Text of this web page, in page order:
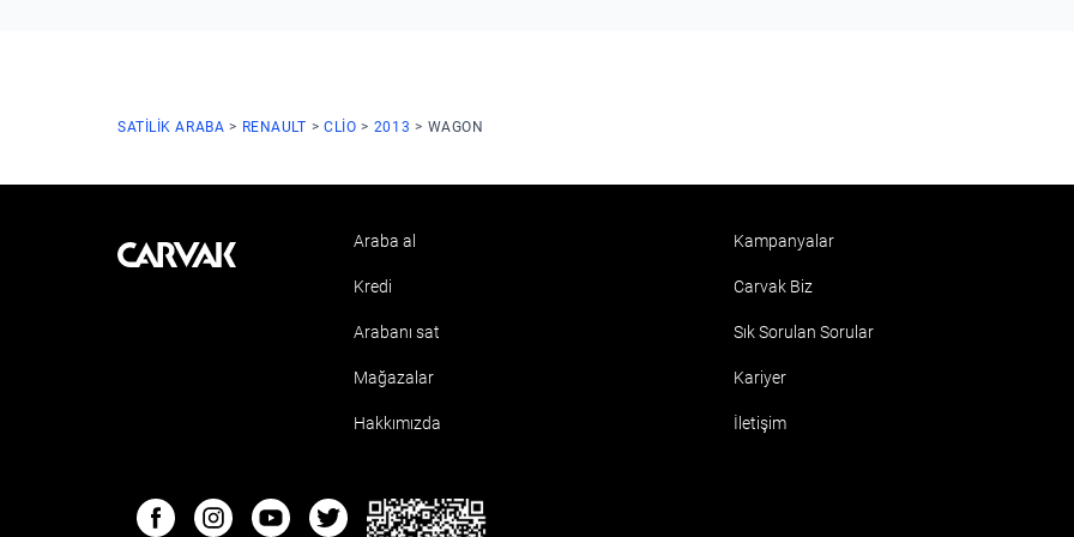
SATILIK ARABA RENAULT CLIO 2013 WAGON
Kavak Araba al
Kredi
Arabanı sat
Mağazalar
Hakkımızda
Kampanyalar
Carvak Biz
Sık Sorulan Sorular
Kariyer
İletişim
FacebookInstagramYoutubeTwitter
ETBIS